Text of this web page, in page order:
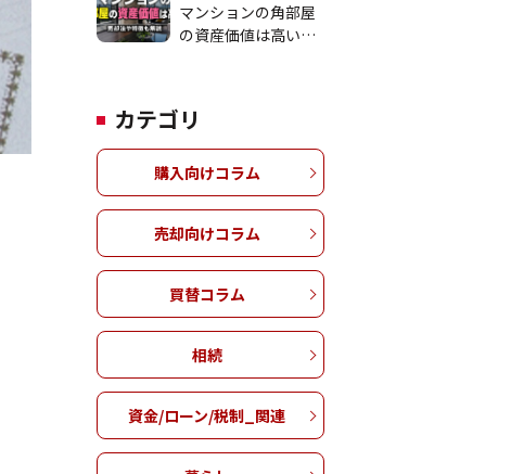
マンションの角部屋
の資産価値は高い？
カテゴリ
購入向けコラム
売却向けコラム
買替コラム
相続
資金/ローン/税制_関連